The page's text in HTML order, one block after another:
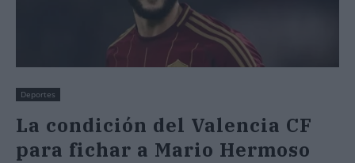
Deportes
La condición del Valencia CF
para fichar a Mario Hermoso